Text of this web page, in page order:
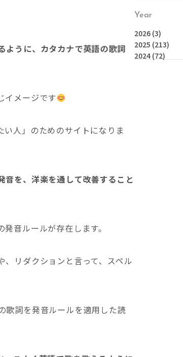
ように、カタカナで英語の歌詞
イメージです
人」のためのサイトになりま
音を、洋楽を通して改善すること
音ルールが存在します。
リダクションと言って、スペル
歌詞を発音ルールを適用した読
Year
2026 (3)
2025 (213)
2024(72)